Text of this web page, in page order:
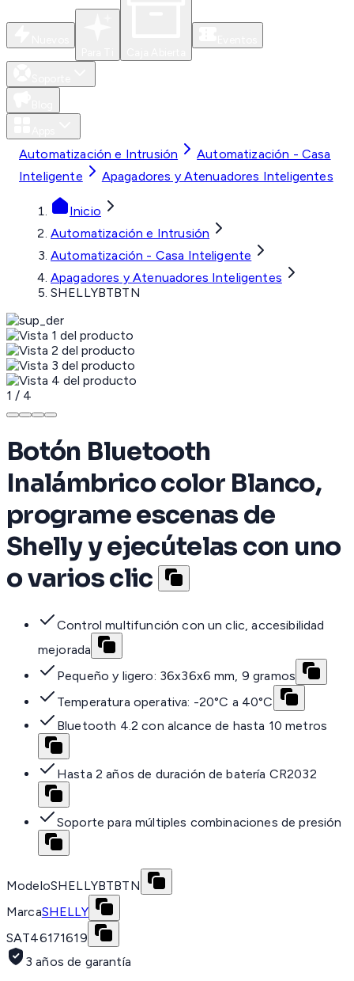
Automatización e Intrusión
Automatización - Casa
Inteligente
Apagadores y Atenuadores Inteligentes
Inicio
Automatización e Intrusión
Automatización - Casa Inteligente
Apagadores y Atenuadores Inteligentes
SHELLYBTBTN
1 / 4
Botón Bluetooth
Inalámbrico color Blanco,
programe escenas de
Shelly y ejecútelas con uno
o varios clic
Control multifunción con un clic, accesibilidad
mejorada
Pequeño y ligero: 36x36x6 mm, 9 gramos
Temperatura operativa: -20°C a 40°C
Bluetooth 4.2 con alcance de hasta 10 metros
Hasta 2 años de duración de batería CR2032
Soporte para múltiples combinaciones de presión
ModeloSHELLYBTBTN
MarcaSHELLY
SAT46171619
3 años de garantía